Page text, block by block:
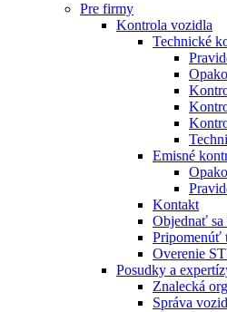
Pre firmy
Kontrola vozidla
Technické
Emisné
Kontakt
Objednať
Pripomenúť
Overenie
Posudky a
Znalecká
Správa